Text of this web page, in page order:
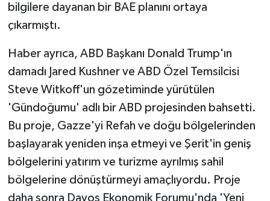
bilgilere dayanan bir BAE planını ortaya
çıkarmıştı.
Haber ayrıca, ABD Başkanı Donald Trump'ın
damadı Jared Kushner ve ABD Özel Temsilcisi
Steve Witkoff'un gözetiminde yürütülen
'Gündoğumu' adlı bir ABD projesinden bahsetti.
Bu proje, Gazze'yi Refah ve doğu bölgelerinden
başlayarak yeniden inşa etmeyi ve Şerit'in geniş
bölgelerini yatırım ve turizme ayrılmış sahil
bölgelerine dönüştürmeyi amaçlıyordu. Proje
daha sonra Davos Ekonomik Forumu'nda 'Yeni